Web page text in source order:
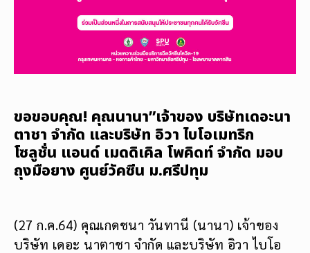
ขอขอบคุณ! คุณนานา”เจ้าของ บริษัทเดอะนา
ตาชา จำกัด และบริษัท อิวา ไบโอเมทริก
โซลูชั่น แอนด์ เมดดิเคิล โพคิดท์ จำกัด มอบ
ถุงมือยาง ศูนย์วัคซีน ม.ศรีปทุม
(27 ก.ค.64) คุณเกดชนา วันทานี (นานา) เจ้าของ
บริษัท เดอะ นาตาชา จำกัด และบริษัท อิวา ไบโอ